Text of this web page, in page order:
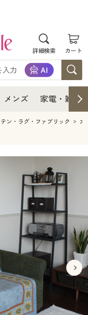
詳細検索 カート
メンズ 家電・雑貨
ン・ラグ・ファブリック カ